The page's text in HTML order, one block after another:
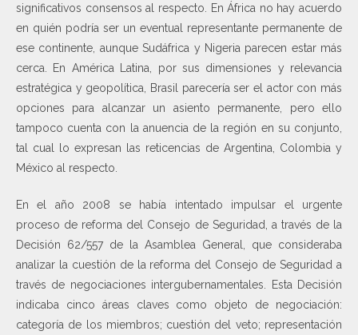
significativos consensos al respecto. En África no hay acuerdo
en quién podría ser un eventual representante permanente de
ese continente, aunque Sudáfrica y Nigeria parecen estar más
cerca. En América Latina, por sus dimensiones y relevancia
estratégica y geopolítica, Brasil parecería ser el actor con más
opciones para alcanzar un asiento permanente, pero ello
tampoco cuenta con la anuencia de la región en su conjunto,
tal cual lo expresan las reticencias de Argentina, Colombia y
México al respecto.
En el año 2008 se había intentado impulsar el urgente
proceso de reforma del Consejo de Seguridad, a través de la
Decisión 62/557 de la Asamblea General, que consideraba
analizar la cuestión de la reforma del Consejo de Seguridad a
través de negociaciones intergubernamentales. Esta Decisión
indicaba cinco áreas claves como objeto de negociación:
categoría de los miembros; cuestión del veto; representación